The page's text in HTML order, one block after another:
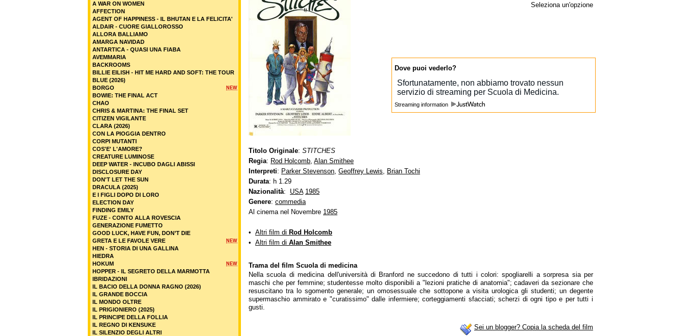
Seleziona un'opzione
Dove puoi vederlo?
Streaming information
Titolo Originale: STITCHES
Regia: Rod Holcomb, Alan Smithee
Interpreti: Parker Stevenson, Geoffrey Lewis, Brian Tochi
Durata: h 1.29
Nazionalità: USA 1985
Genere: commedia
Al cinema nel Novembre 1985
• Altri film di Rod Holcomb
• Altri film di Alan Smithee
Trama del film Scuola di medicina
Nella scuola di medicina dell'università di Branford ne succedono di tutti i colori: spogliarelli a sorpresa sia per
maschi che per femmine; studentesse molto disponibili a "lezioni pratiche di anatomia"; cadaveri da sezionare che
resuscitano tra lo sgomento generale; un omosessuale che sottopone a visita urologica gli studenti; un degente
supermaschio ammirato e "curatissimo" dalle infermiere; corteggiamenti sfacciati; scherzi di ogni tipo e per tutti i
gusti.
Sei un blogger? Copia la scheda del film
A WAR ON WOMEN
AFFECTION
AGENT OF HAPPINESS - IL BHUTAN E LA FELICITA'
ALDAIR - CUORE GIALLOROSSO
ALLORA BALLIAMO
AMARGA NAVIDAD
ANTARTICA - QUASI UNA FIABA
AVEMMARIA
BACKROOMS
BILLIE EILISH - HIT ME HARD AND SOFT: THE TOUR
BLUE (2026)
NEW
BORGO
BOWIE: THE FINAL ACT
CHAO
CHRIS & MARTINA: THE FINAL SET
CITIZEN VIGILANTE
CLARA (2026)
CON LA PIOGGIA DENTRO
CORPI MUTANTI
COS'E' L'AMORE?
CREATURE LUMINOSE
DEEP WATER - INCUBO DAGLI ABISSI
DISCLOSURE DAY
DON'T LET THE SUN
DRACULA (2025)
E I FIGLI DOPO DI LORO
ELECTION DAY
FINDING EMILY
FUZE - CONTO ALLA ROVESCIA
GENERAZIONE FUMETTO
GOOD LUCK, HAVE FUN, DON’T DIE
NEW
GRETA E LE FAVOLE VERE
HEN - STORIA DI UNA GALLINA
HIEDRA
NEW
HOKUM
HOPPER - IL SEGRETO DELLA MARMOTTA
IBRIDAZIONI
IL BACIO DELLA DONNA RAGNO (2026)
IL GRANDE BOCCIA
IL MONDO OLTRE
IL PRIGIONIERO (2025)
IL PRINCIPE DELLA FOLLIA
IL REGNO DI KENSUKE
IL SILENZIO DEGLI ALTRI